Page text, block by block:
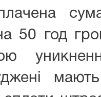
50 год